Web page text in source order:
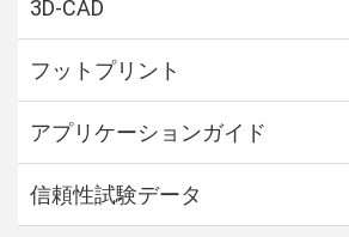
3D-CAD
フットプリント
アプリケーションガイド
信頼性試験データ